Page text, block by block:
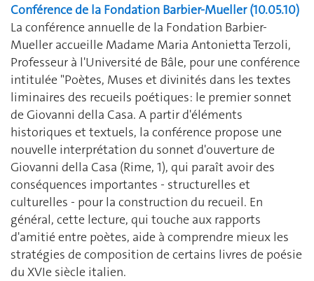
Conférence de la Fondation Barbier-Mueller (10.05.10)
La conférence annuelle de la Fondation Barbier-
Mueller accueille Madame Maria Antonietta Terzoli,
Professeur à l'Université de Bâle, pour une conférence
intitulée "Poètes, Muses et divinités dans les textes
liminaires des recueils poétiques: le premier sonnet
de Giovanni della Casa. A partir d'éléments
historiques et textuels, la conférence propose une
nouvelle interprétation du sonnet d'ouverture de
Giovanni della Casa (Rime, 1), qui paraît avoir des
conséquences importantes - structurelles et
culturelles - pour la construction du recueil. En
général, cette lecture, qui touche aux rapports
d'amitié entre poètes, aide à comprendre mieux les
stratégies de composition de certains livres de poésie
du XVIe siècle italien.